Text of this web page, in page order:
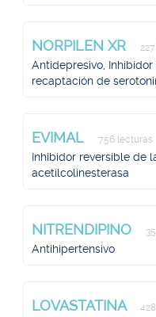
NORPILEN XR
Antidepresivo,
recaptación de
EVIMAL 756 lecturas
Inhibidor reversible de
acetilcolinesterasa
NITRENDIPINO
Antihipertensivo
LOVASTATINA